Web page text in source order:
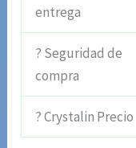
entrega
? Seguridad de
compra
? Crystalin Precio